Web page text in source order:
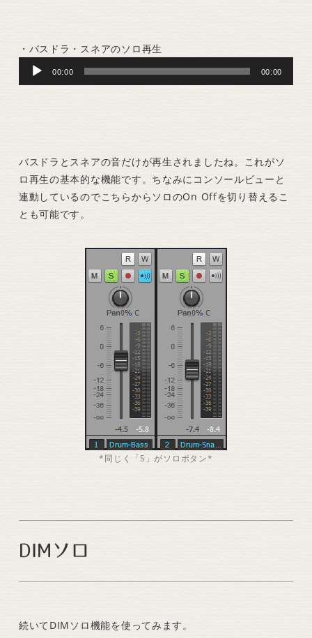
・バスドラ・スネアのソロ再生
Audio
Player
00:00 00:00
バスドラとスネアの音だけが再生されましたね。これがソ
ロ再生の基本的な機能です。ちなみにコンソールビューと
連動しているのでこちらからソロのOn Offを切り替えるこ
とも可能です。
*同じく「S」がソロボタン*
DIMソロ
続いてDIMソロ機能を使ってみます。